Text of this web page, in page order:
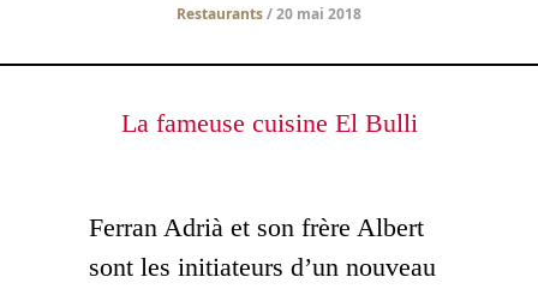
Restaurants/ 20 mai 2018
La fameuse cuisine El Bulli
Ferran Adrià et son frère Albert
sont les initiateurs d’un nouveau